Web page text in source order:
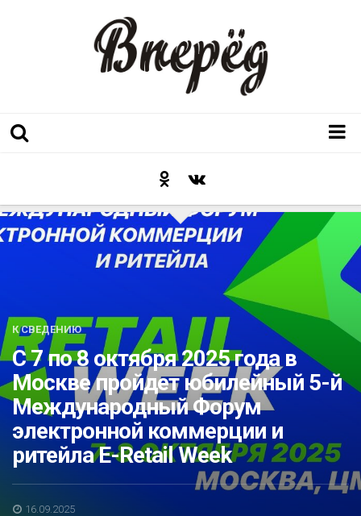
Послесловие к празднику
Контакты
Люди родного края
Акция
К 70-летию районного Дома культуры
Конкурс
Люди родного края
К СВЕДЕНИЮ
С 7 по 8 октября 2025 года в
Москве пройдет юбилейный 5-й
Международный Форум
электронной коммерции и
ритейла E-Retail Week
16.09.2025